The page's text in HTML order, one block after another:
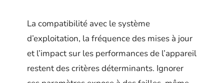
La compatibilité avec le système
d’exploitation, la fréquence des mises à jour
et l’impact sur les performances de l’appareil
restent des critères déterminants. Ignorer